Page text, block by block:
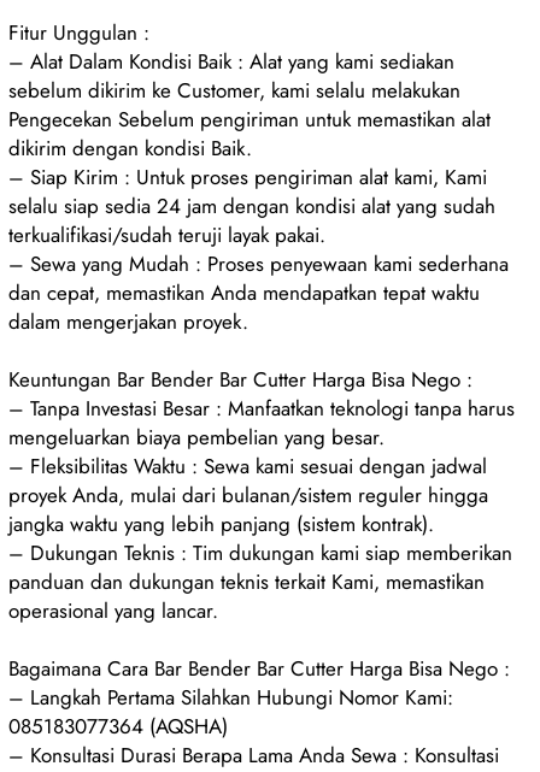
Fitur Unggulan :
– Alat Dalam Kondisi Baik : Alat yang kami sediakan
sebelum dikirim ke Customer, kami selalu melakukan
Pengecekan Sebelum pengiriman untuk memastikan alat
dikirim dengan kondisi Baik.
– Siap Kirim : Untuk proses pengiriman alat kami, Kami
selalu siap sedia 24 jam dengan kondisi alat yang sudah
terkualifikasi/sudah teruji layak pakai.
– Sewa yang Mudah : Proses penyewaan kami sederhana
dan cepat, memastikan Anda mendapatkan tepat waktu
dalam mengerjakan proyek.
Keuntungan Bar Bender Bar Cutter Harga Bisa Nego :
– Tanpa Investasi Besar : Manfaatkan teknologi tanpa harus
mengeluarkan biaya pembelian yang besar.
– Fleksibilitas Waktu : Sewa kami sesuai dengan jadwal
proyek Anda, mulai dari bulanan/sistem reguler hingga
jangka waktu yang lebih panjang (sistem kontrak).
– Dukungan Teknis : Tim dukungan kami siap memberikan
panduan dan dukungan teknis terkait Kami, memastikan
operasional yang lancar.
Bagaimana Cara Bar Bender Bar Cutter Harga Bisa Nego :
– Langkah Pertama Silahkan Hubungi Nomor Kami:
085183077364 (AQSHA)
– Konsultasi Durasi Berapa Lama Anda Sewa : Konsultasi